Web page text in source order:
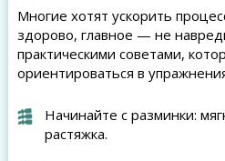
Многие хотят ускорить
здорово, главное — не
практическими советами,
ориентироваться в
Начинайте с разминки:
растяжка.